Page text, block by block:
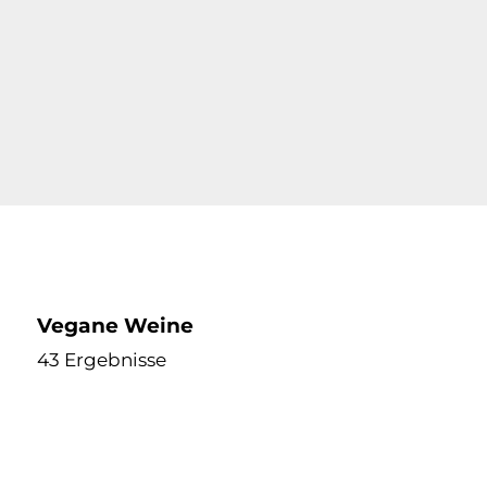
Vegane Weine
43 Ergebnisse